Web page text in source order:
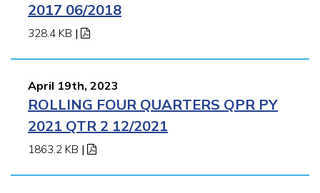
2017 06/2018
328.4 KB |
April 19th, 2023
ROLLING FOUR QUARTERS QPR PY
2021 QTR 2 12/2021
1863.2 KB |